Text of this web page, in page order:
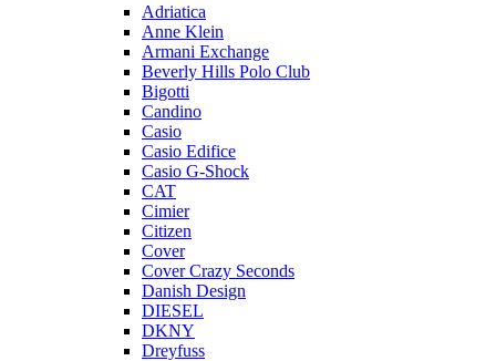
Adriatica
Anne Klein
Armani Exchange
Beverly Hills Polo Club
Bigotti
Candino
Casio
Casio Edifice
Casio G-Shock
CAT
Cimier
Citizen
Cover
Cover Crazy Seconds
Danish Design
DIESEL
DKNY
Dreyfuss